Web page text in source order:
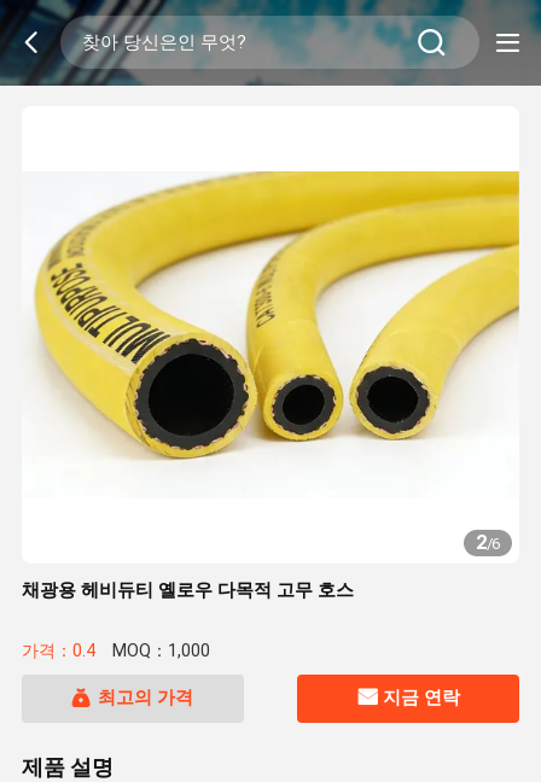
2/6
채광용 헤비듀티 옐로우 다목적 고무 호스
가격：0.4 MOQ：1,000
최고의 가격 지금 연락
제품 설명